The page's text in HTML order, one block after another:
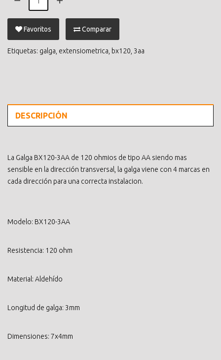
Favoritos Comparar
Etiquetas: galga extensiometrica bx120 3aa
DESCRIPCIÓN
La Galga BX120-3AA de 120 ohmios de tipo AA siendo mas
sensible en la dirección transversal, la galga viene con 4 marcas en
cada dirección para una correcta instalacion.
Modelo: BX120-3AA
Resistencia: 120 ohm
Material: Aldehído
Longitud de galga: 3mm
Dimensiones: 7x4mm